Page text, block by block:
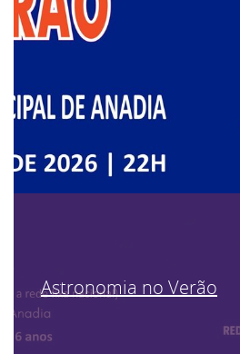
Astronomia no Verão